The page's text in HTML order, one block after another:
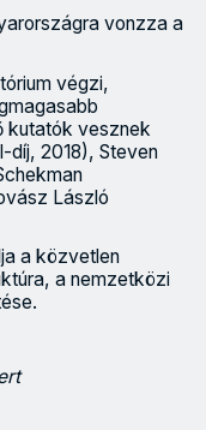
vonzza a
végzi,
kutatók vesznek
díj, 2018), Steven
László
a közvetlen
a nemzetközi